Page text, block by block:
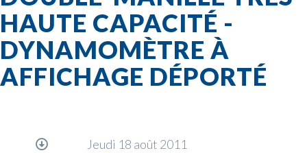
HAUTE CAPACITÉ -
DYNAMOMÈTRE À
AFFICHAGE DÉPORTÉ
Jeudi 18 août 2011